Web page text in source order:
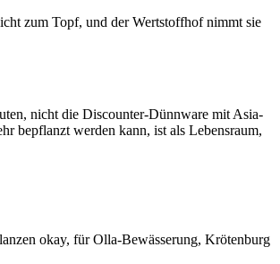
zum Topf, und der Wertstoffhof nimmt sie
nicht die Discounter-Dünnware mit Asia-
bepflanzt werden kann, ist als Lebensraum,
okay, für Olla-Bewässerung, Krötenburg